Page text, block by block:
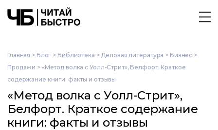
Главная > Блог > Библиотека > Деловая литература > Бизнес >
Продажи > «Метод волка с Уолл-Стрит», Белфорт. Краткое
содержание книги: факты и отзывы
«Метод волка с Уолл-Стрит»,
Белфорт. Краткое содержание
книги: факты и отзывы